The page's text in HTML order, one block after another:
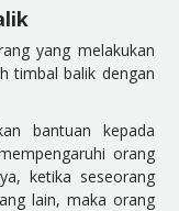
yang melakukan
timbal balik dengan
bantuan kepada
orang
ketika seseorang
lain, maka orang